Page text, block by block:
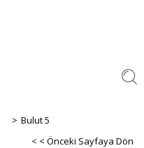
> Bulut 5
< < Önceki Sayfaya Dön